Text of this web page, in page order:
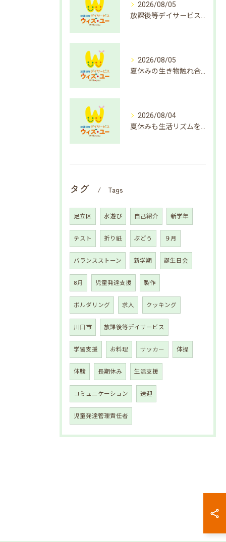
2026/08/05
2026/08/05
2026/08/04
タグ Tags
足立区 水遊び 自己紹介 新学年
テスト 折り紙 ぶどう ９月
バランスストーン 新学期 誕生日会
8月 児童発達支援 製作
ボルダリング 求人 クッキング
川口市 放課後等デイサービス
学習支援 お料理 サッカー 体操
体験 長期休み 生活支援
コミュニケーション 送迎
児童発達管理責任者